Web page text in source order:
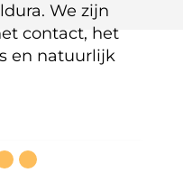
We zijn
contact, het
en natuurlijk